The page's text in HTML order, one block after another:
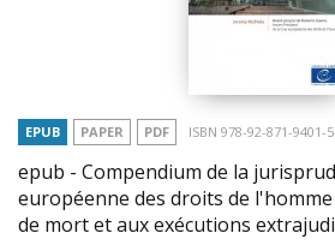
EPUB PAPER PDF ISBN 978-92-871-9401-5
epub - Compendium de la
européenne des droits de
de mort et aux exécutions